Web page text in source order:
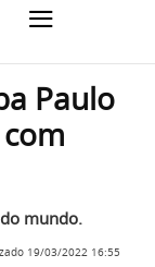
Paulo
mundo.
19/03/2022 16:55